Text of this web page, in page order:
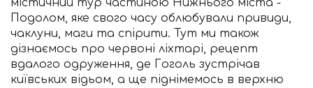
містичний тур частиною Нижнього міста -
Подолом, яке свого часу облюбували привиди,
чаклуни, маги та спірити. Тут ми також
дізнаємось про червоні ліхтарі, рецепт
вдалого одруження, де Гоголь зустрічав
київських відьом, а ще піднімемось в верхню